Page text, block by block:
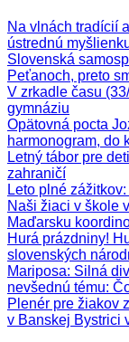
Na vlnách tradícií
ústrednú
Slovenská
Peťanoch, preto
V zrkadle času
gymnáziu
Opätovná pocta
harmonogram, do
Letný tábor pre
zahraničí
Leto plné zážitkov
Naši žiaci v škole
Maďarsku
Hurá prázdniny!
slovenských
Mariposa: Silná
nevšednú tému:
Plenér pre žiakov
v Banskej Bystrici